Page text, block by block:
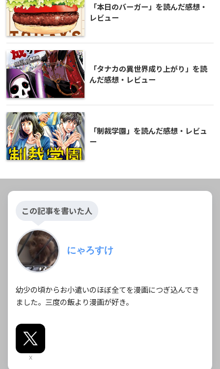
「本日のバーガー」を読んだ感想・
レビュー
「タナカの異世界成り上がり」を読
んだ感想・レビュー
「制裁学園」を読んだ感想・レビュ
ー
この記事を書いた人
にゃろすけ
幼少の頃からお小遣いのほぼ全てを漫画につぎ込んでき
ました。三度の飯より漫画が好き。
X